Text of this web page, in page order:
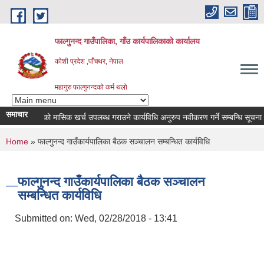
Skip to main content
फाल्गुनन्द गाउँपालिका, गाँउ कार्यपालिकाको कार्यालय
कोशी प्रदेश ,पाँचथर, नेपाल
महागुरु फाल्गुनन्दको कर्म थलो
समाचार
विरामीहरुको मासिक खर्च उपलब्ध गराउने कार्यविधि अनुरुप नवीकरण गर्ने सम्बन्धि सूचना |
You are here
Home » फाल्गुनन्द गाउँकार्यपालिका बैठक सञ्चालन सम्बन्धित कार्यविधि
फाल्गुनन्द गाउँकार्यपालिका बैठक सञ्चालन
सम्बन्धित कार्यविधि
Submitted on: Wed, 02/28/2018 - 13:41